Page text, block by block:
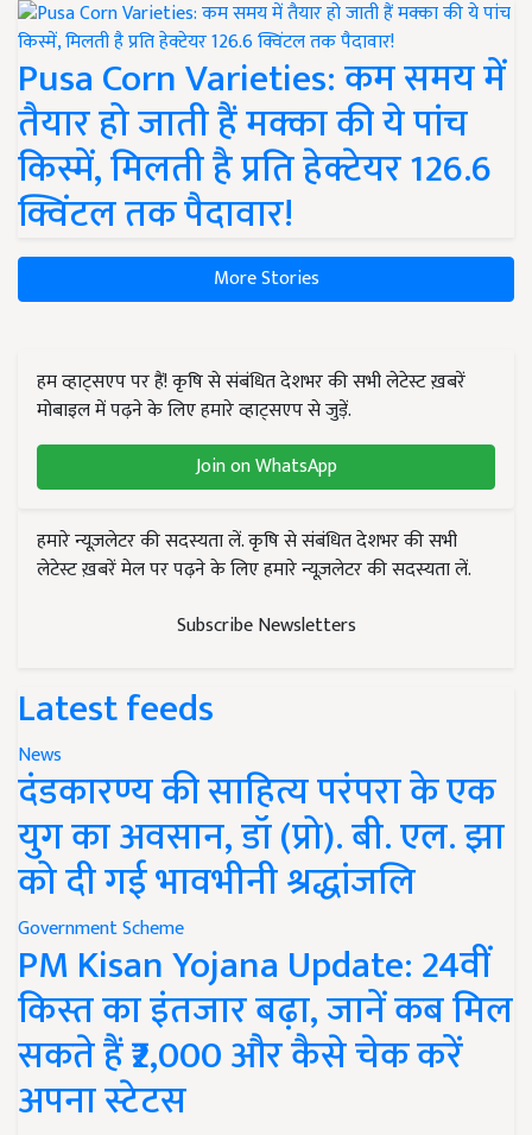
Pusa Corn Varieties: कम समय में
तैयार हो जाती हैं मक्का की ये पांच
किस्में, मिलती है प्रति हेक्टेयर 126.6
क्विंटल तक पैदावार!
More Stories
हम व्हाट्सएप पर हैं! कृषि से संबंधित देशभर की सभी लेटेस्ट ख़बरें
मोबाइल में पढ़ने के लिए हमारे व्हाट्सएप से जुड़ें.
Join on WhatsApp
हमारे न्यूज़लेटर की सदस्यता लें. कृषि से संबंधित देशभर की सभी
लेटेस्ट ख़बरें मेल पर पढ़ने के लिए हमारे न्यूज़लेटर की सदस्यता लें.
Subscribe Newsletters
Latest feeds
News
दंडकारण्य की साहित्य परंपरा के एक
युग का अवसान, डॉ (प्रो). बी. एल. झा
को दी गई भावभीनी श्रद्धांजलि
Government Scheme
PM Kisan Yojana Update: 24वीं
किस्त का इंतजार बढ़ा, जानें कब मिल
सकते हैं ₹2,000 और कैसे चेक करें
अपना स्टेटस